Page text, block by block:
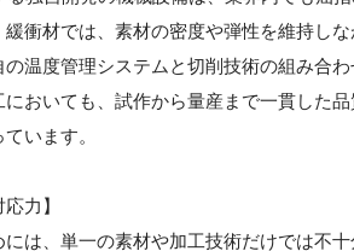
衝材では、素材の密度や弾性を維持し
温度管理システムと切削技術の組み合
おいても、試作から量産まで一貫した
います。
力】
は、単一の素材や加工技術だけでは不